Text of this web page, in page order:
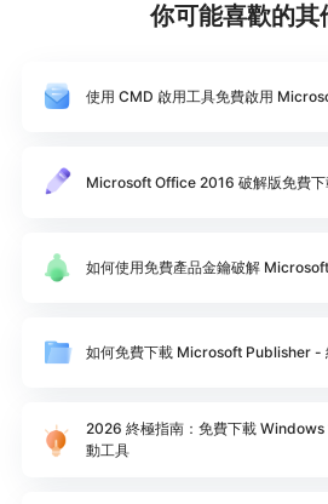
你可能喜歡的其
使用 CMD 啟用工具免費啟用
Microsoft Office 2016 破解版免費下
如何使用免費產品金鑰破解
如何免費下載 Microsoft Publisher -
2026 終極指南：免費下載
動工具